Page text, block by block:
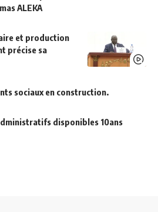
ALEKA
et production
précise sa
sociaux en construction.
disponibles 10ans